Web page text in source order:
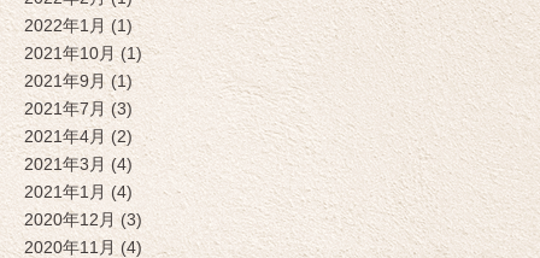
2022年1月 (1)
2021年10月 (1)
2021年9月 (1)
2021年7月 (3)
2021年4月 (2)
2021年3月 (4)
2021年1月 (4)
2020年12月 (3)
2020年11月 (4)